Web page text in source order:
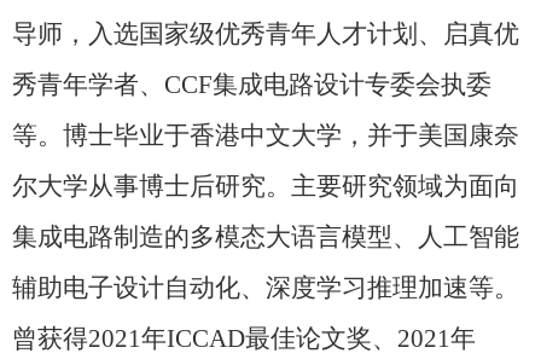
导师，入选国家级优秀青年人才计划、启真优
秀青年学者、 CCF集成电路设计专委会执委
等。博士毕业于香港中文大学，并于美国康奈
尔大学从事博士后研究。主要研究领域为面向
集成电路制造的多模态大语言模型、人工智能
辅助电子设计自动化、深度学习推理加速等。
曾获得2021年ICCAD最佳论文奖、 2021年